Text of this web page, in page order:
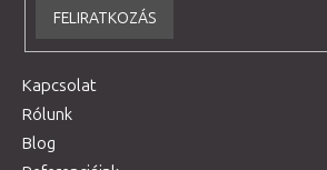
FELIRATKOZÁS
Kapcsolat
Rólunk
Blog